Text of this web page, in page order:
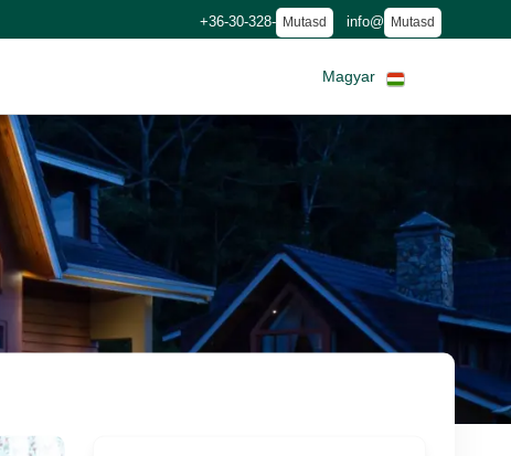
+36-30-328- Mutasd info@ Mutasd
Magyar